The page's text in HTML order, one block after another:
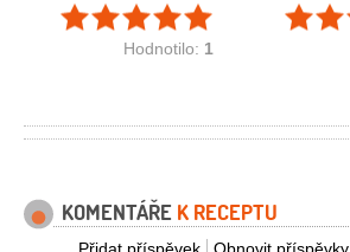
Hodnotilo: 1
KOMENTÁŘE K RECEPTU
Obnovit příspěvky
Přidat příspěvek